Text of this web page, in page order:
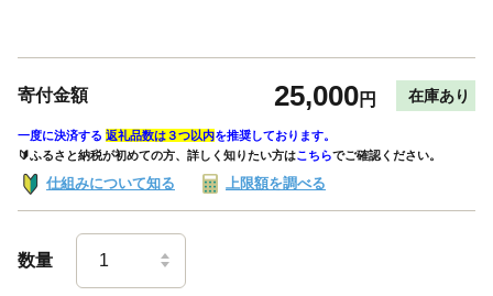
寄付金額 25,000円 在庫あり
一度に決済する 返礼品数は３つ以内を推奨しております。
🔰ふるさと納税が初めての方、詳しく知りたい方はこちらでご確認ください。
仕組みについて知る 上限額を調べる
数量